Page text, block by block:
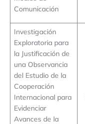
Comunicación
Investigación
Exploratoria para
la Justificación de
una Observancia
del Estudio de la
Cooperación
Internacional para
Evidenciar
Avances de la